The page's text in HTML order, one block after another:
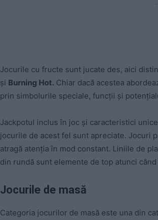
Jocurile cu fructe sunt jucate des, aici
și Burning Hot. Chiar dacă acestea
prin simbolurile speciale, funcții și
Jackpotul inclus în joc și caracteristici
jocurile de acest fel sunt apreciate. Jocuri
atragă atenția în mod constant. Liniile de
din rundă sunt elemente de top atunci
Jocurile de masă
Categoria jocurilor de masă este una din